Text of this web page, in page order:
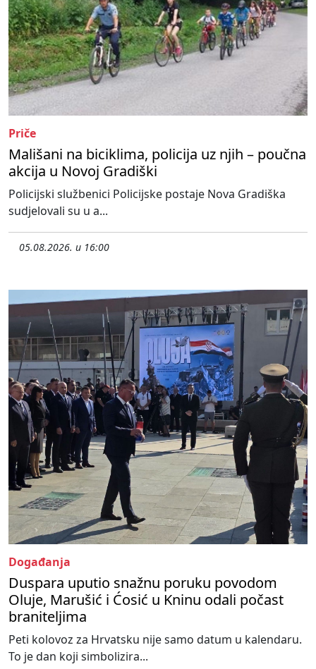
Priče
Mališani na biciklima, policija uz njih – poučna
akcija u Novoj Gradiški
Policijski službenici Policijske postaje Nova Gradiška
sudjelovali su u a...
05.08.2026. u 16:00
Događanja
Duspara uputio snažnu poruku povodom
Oluje, Marušić i Ćosić u Kninu odali počast
braniteljima
Peti kolovoz za Hrvatsku nije samo datum u kalendaru.
To je dan koji simbolizira...